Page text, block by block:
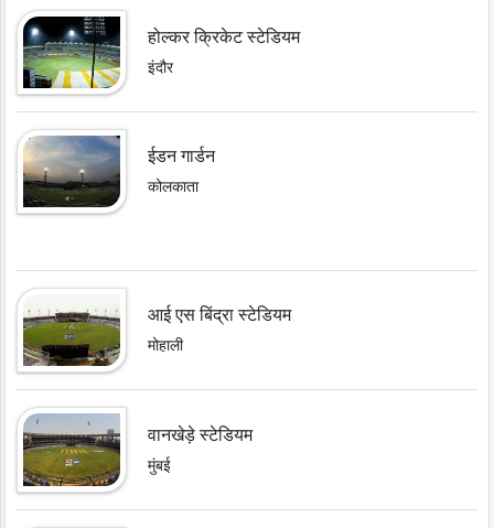
होल्कर क्रिकेट स्टेडियम
इंदौर
ईडन गार्डन
कोलकाता
आई एस बिंद्रा स्टेडियम
मोहाली
वानखेड़े स्टेडियम
मुंबई